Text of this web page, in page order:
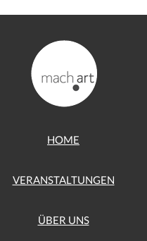
HOME
VERANSTALTUNGEN
ÜBER UNS